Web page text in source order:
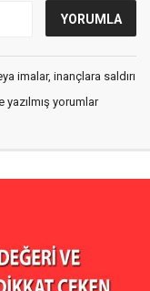
imalar, inançlara saldırı
yorumlar